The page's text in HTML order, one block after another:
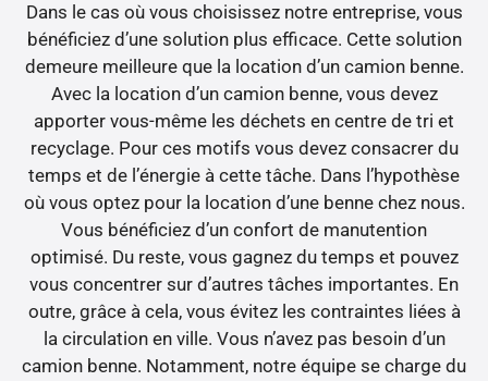
Dans le cas où vous choisissez notre entreprise, vous
bénéficiez d’une solution plus efficace. Cette solution
demeure meilleure que la location d’un camion benne.
Avec la location d’un camion benne, vous devez
apporter vous-même les déchets en centre de tri et
recyclage. Pour ces motifs vous devez consacrer du
temps et de l’énergie à cette tâche. Dans l’hypothèse
où vous optez pour la location d’une benne chez nous.
Vous bénéficiez d’un confort de manutention
optimisé. Du reste, vous gagnez du temps et pouvez
vous concentrer sur d’autres tâches importantes. En
outre, grâce à cela, vous évitez les contraintes liées à
la circulation en ville. Vous n’avez pas besoin d’un
camion benne. Notamment, notre équipe se charge du